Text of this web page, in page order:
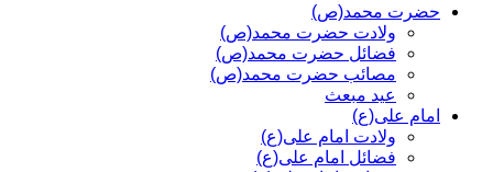
حضرت محمد(ص)
ولادت حضرت محمد(ص)
فضائل حضرت محمد(ص)
مصائب حضرت محمد(ص)
عید مبعث
امام علی(ع)
ولادت امام علی(ع)
فضائل امام علی(ع)